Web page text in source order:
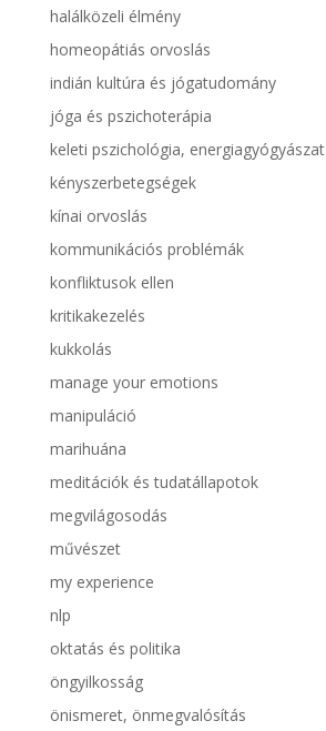
halálközeli élmény
homeopátiás orvoslás
indián kultúra és jógatudomány
jóga és pszichoterápia
keleti pszichológia, energiagyógyászat
kényszerbetegségek
kínai orvoslás
kommunikációs problémák
konfliktusok ellen
kritikakezelés
kukkolás
manage your emotions
manipuláció
marihuána
meditációk és tudatállapotok
megvilágosodás
művészet
my experience
nlp
oktatás és politika
öngyilkosság
önismeret, önmegvalósítás